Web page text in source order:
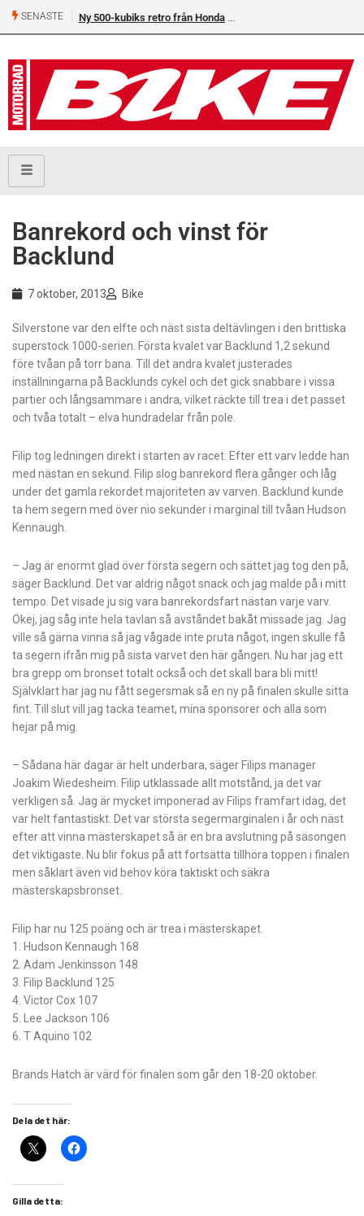
SENASTE Ny 500-kubiks retro från Honda
Banrekord och vinst för
Backlund
7 oktober, 2013 Bike
Silverstone var den elfte och näst sista deltävlingen i den brittiska
superstock 1000-serien. Första kvalet var Backlund 1,2 sekund
före tvåan på torr bana. Till det andra kvalet justerades
inställningarna på Backlunds cykel och det gick snabbare i vissa
partier och långsammare i andra, vilket räckte till trea i det passet
och tvåa totalt – elva hundradelar från pole.
Filip tog ledningen direkt i starten av racet. Efter ett varv ledde han
med nästan en sekund. Filip slog banrekord flera gånger och låg
under det gamla rekordet majoriteten av varven. Backlund kunde
ta hem segern med över nio sekunder i marginal till tvåan Hudson
Kennaugh.
– Jag är enormt glad över första segern och sättet jag tog den på,
säger Backlund. Det var aldrig något snack och jag malde på i mitt
tempo. Det visade ju sig vara banrekordsfart nästan varje varv.
Okej, jag såg inte hela tavlan så avståndet bakåt missade jag. Jag
ville så gärna vinna så jag vågade inte pruta något, ingen skulle få
ta segern ifrån mig på sista varvet den här gången. Nu har jag ett
bra grepp om bronset totalt också och det skall bara bli mitt!
Självklart har jag nu fått segersmak så en ny på finalen skulle sitta
fint. Till slut vill jag tacka teamet, mina sponsorer och alla som
hejar på mig.
– Sådana här dagar är helt underbara, säger Filips manager
Joakim Wiedesheim. Filip utklassade allt motstånd, ja det var
verkligen så. Jag är mycket imponerad av Filips framfart idag, det
var helt fantastiskt. Det var största segermarginalen i år och näst
efter att vinna mästerskapet så är en bra avslutning på säsongen
det viktigaste. Nu blir fokus på att fortsätta tillhöra toppen i finalen
men såklart även vid behov köra taktiskt och säkra
mästerskapsbronset.
Filip har nu 125 poäng och är trea i mästerskapet.
1. Hudson Kennaugh 168
2. Adam Jenkinsson 148
3. Filip Backlund 125
4. Victor Cox 107
5. Lee Jackson 106
6. T Aquino 102
Brands Hatch är värd för finalen som går den 18-20 oktober.
Dela det här:
Gilla detta: